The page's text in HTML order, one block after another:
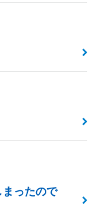
まったので